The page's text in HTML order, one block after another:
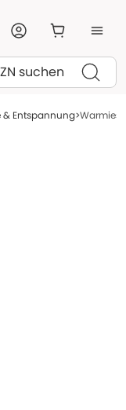
& Entspannung Warmies